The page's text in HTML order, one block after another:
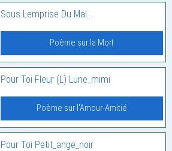
Sous Lemprise Du Mal. .
Poème sur la Mort
Pour Toi Fleur (L) Lune_mimi
Poème sur l'Amour-Amitié
Pour Toi Petit_ange_noir